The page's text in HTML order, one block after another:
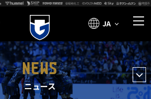
JA
NEWS
ニュース